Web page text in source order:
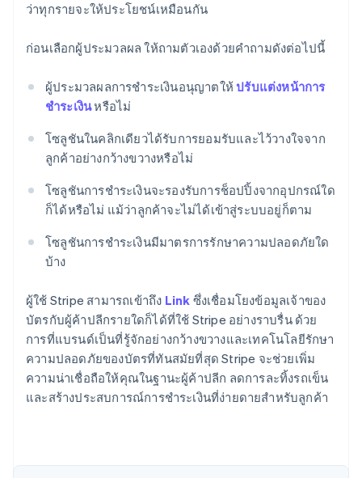
ว่าทุกรายจะให้ประโยชน์เหมือนกัน
ก่อนเลือกผู้ประมวลผล ให้ถามตัวเองด้วยคำถามดังต่อไปนี้
ผู้ประมวลผลการชำระเงินอนุญาตให้ปรับแต่งหน้าการ
ชำระเงินหรือไม่
โซลูชันในคลิกเดียวได้รับการยอมรับและไว้วางใจจาก
ลูกค้าอย่างกว้างขวางหรือไม่
โซลูชันการชำระเงินจะรองรับการช็อปปิ้งจากอุปกรณ์ใด
ก็ได้หรือไม่ แม้ว่าลูกค้าจะไม่ได้เข้าสู่ระบบอยู่ก็ตาม
โซลูชันการชำระเงินมีมาตรการรักษาความปลอดภัยใด
บ้าง
ผู้ใช้ Stripe สามารถเข้าถึง Link ซึ่งเชื่อมโยงข้อมูลเจ้าของ
บัตรกับผู้ค้าปลีกรายใดก็ได้ที่ใช้ Stripe อย่างราบรื่น ด้วย
การที่แบรนด์เป็นที่รู้จักอย่างกว้างขวางและเทคโนโลยีรักษา
ความปลอดภัยของบัตรที่ทันสมัยที่สุด Stripe จะช่วยเพิ่ม
ความน่าเชื่อถือให้คุณในฐานะผู้ค้าปลีก ลดการละทิ้งรถเข็น
และสร้างประสบการณ์การชำระเงินที่ง่ายดายสำหรับลูกค้า